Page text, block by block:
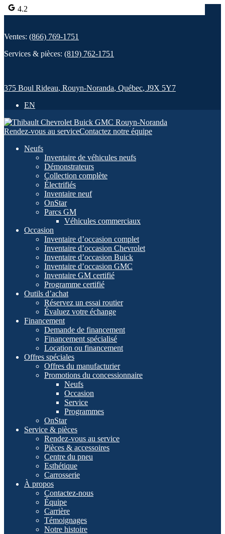
4.2
Ventes: (866) 769-1751
Services & pièces: (819) 762-1751
375 Boul Rideau, Rouyn-Noranda, Québec, J9X 5Y7
EN
Rendez-vous au serviceContactez notre équipe
Neufs
Inventaire de véhicules neufs
Démonstrateurs
Collection complète
Électrifiés
Inventaire neuf
OnStar
Parcs GM
Véhicules commerciaux
Occasion
Inventaire d’occasion complet
Inventaire d’occasion Chevrolet
Inventaire d’occasion Buick
Inventaire d’occasion GMC
Inventaire GM certifié
Programme certifié
Outils d’achat
Réservez un essai routier
Évaluez votre échange
Financement
Demande de financement
Financement spécialisé
Location ou financement
Offres spéciales
Offres du manufacturier
Promotions du concessionnaire
Neufs
Occasion
Service
Programmes
OnStar
Service & pièces
Rendez-vous au service
Pièces & accessoires
Centre du pneu
Esthétique
Carrosserie
À propos
Contactez-nous
Équipe
Carrière
Témoignages
Notre histoire